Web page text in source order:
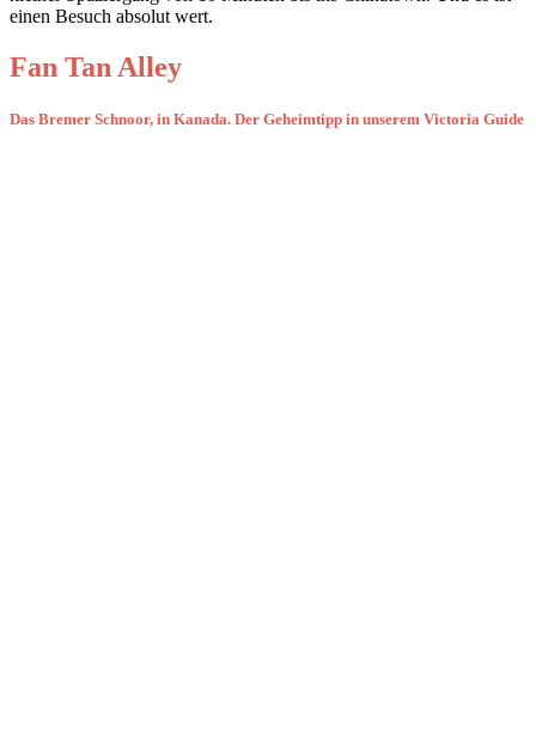
einen Besuch absolut wert.
Fan Tan Alley
Das Bremer Schnoor, in Kanada. Der Geheimtipp in unserem Victoria Guide